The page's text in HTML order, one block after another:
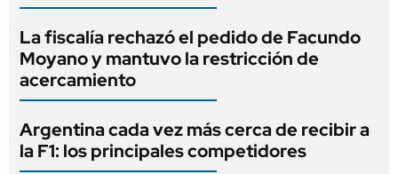
La fiscalía rechazó el pedido de Facundo
Moyano y mantuvo la restricción de
acercamiento
Argentina cada vez más cerca de recibir a
la F1: los principales competidores